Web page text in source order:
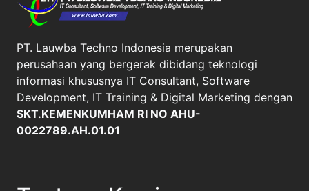
PT. Lauwba Techno Indonesia merupakan
perusahaan yang bergerak dibidang teknologi
informasi khususnya IT Consultant, Software
Development, IT Training & Digital Marketing dengan
SKT.KEMENKUMHAM RI NO AHU-
0022789.AH.01.01